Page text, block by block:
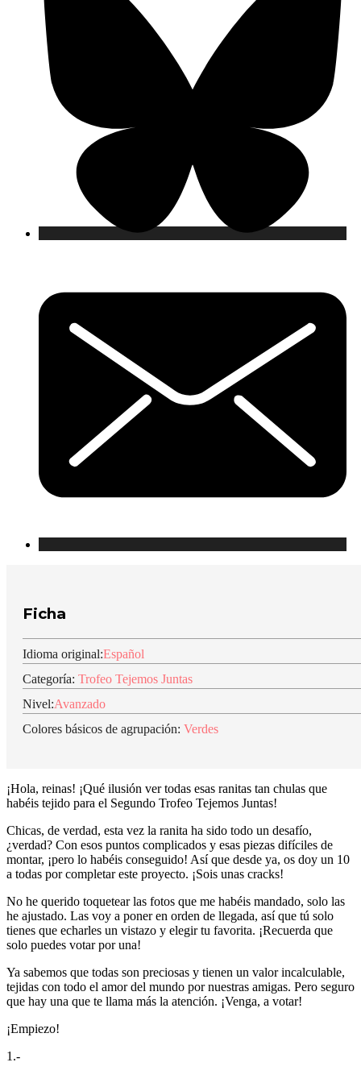
Ficha
Idioma original:Español
Categoría: Trofeo Tejemos Juntas
Nivel:Avanzado
Colores básicos de agrupación: Verdes
¡Hola, reinas! ¡Qué ilusión ver todas esas ranitas tan chulas que
habéis tejido para el Segundo Trofeo Tejemos Juntas!
Chicas, de verdad, esta vez la ranita ha sido todo un desafío,
¿verdad? Con esos puntos complicados y esas piezas difíciles de
montar, ¡pero lo habéis conseguido! Así que desde ya, os doy un 10
a todas por completar este proyecto. ¡Sois unas cracks!
No he querido toquetear las fotos que me habéis mandado, solo las
he ajustado. Las voy a poner en orden de llegada, así que tú solo
tienes que echarles un vistazo y elegir tu favorita. ¡Recuerda que
solo puedes votar por una!
Ya sabemos que todas son preciosas y tienen un valor incalculable,
tejidas con todo el amor del mundo por nuestras amigas. Pero seguro
que hay una que te llama más la atención. ¡Venga, a votar!
¡Empiezo!
1.-